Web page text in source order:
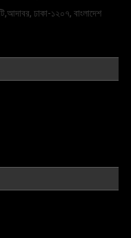
ঢাকা-১২০৭, বাংলাদেশ